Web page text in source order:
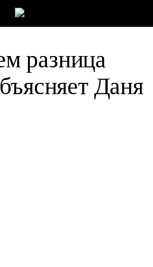
разница
Даня